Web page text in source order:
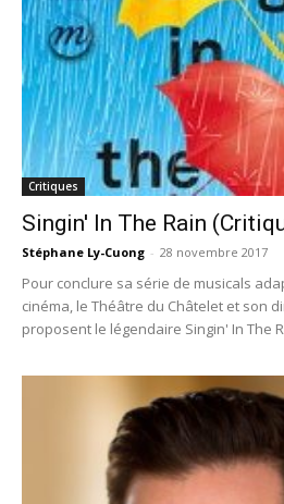
Critiques
Singin' In The Rain
Stéphane Ly-Cuong - 28 novembre 2017
Pour conclure sa série de musicals
cinéma, le Théâtre du Châtelet et son
proposent le légendaire Singin' In The